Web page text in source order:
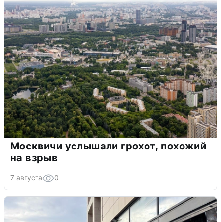
Москвичи услышали грохот, похожий
на взрыв
7 августа 0